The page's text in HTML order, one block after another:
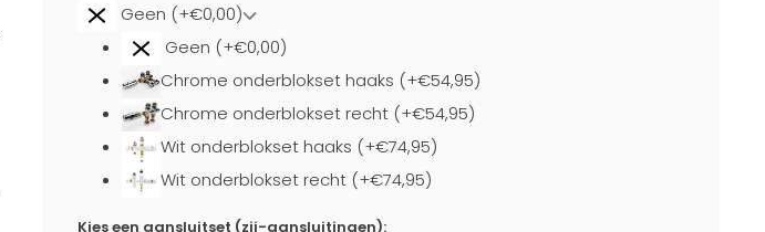
Geen (+€0,00)
Geen (+€0,00)
Chrome onderblokset haaks (+€54,95)
Chrome onderblokset recht (+€54,95)
Wit onderblokset haaks (+€74,95)
Wit onderblokset recht (+€74,95)
Kies een aansluitset (zij-aansluitingen):